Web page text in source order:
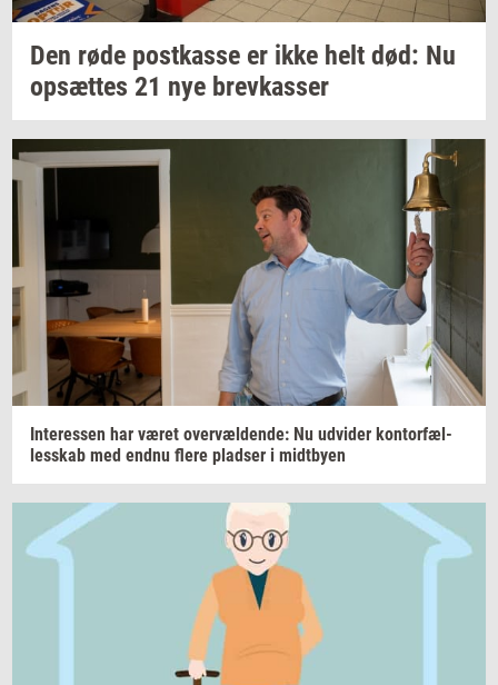
Den røde po­st­kas­se er ikke helt død: Nu
op­sæt­tes 21 nye brev­kas­ser
In­ter­es­sen har været over­væl­den­de: Nu ud­vi­der kon­tor­fæl­
les­skab med endnu flere plad­ser i midt­by­en